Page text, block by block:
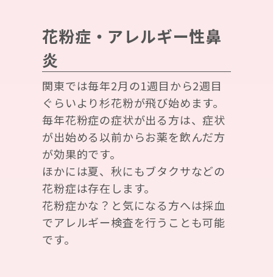
花粉症・アレルギー性鼻
炎
関東では毎年2月の1週目から2週目
ぐらいより杉花粉が飛び始めます。
毎年花粉症の症状が出る方は、症状
が出始める以前からお薬を飲んだ方
が効果的です。
ほかには夏、秋にもブタクサなどの
花粉症は存在します。
花粉症かな？と気になる方へは採血
でアレルギー検査を行うことも可能
です。